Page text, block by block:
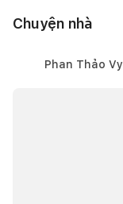
Chuyện nhà
Phan Thảo Vy